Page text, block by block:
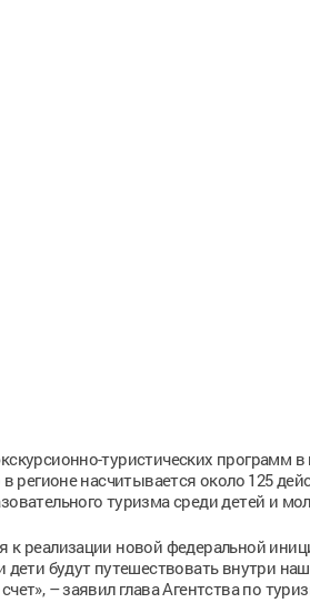
туристических программ
в регионе насчитывается около 125
туризма среди детей и
к реализации новой федеральной
дети будут путешествовать внутри
– заявил глава Агентства по